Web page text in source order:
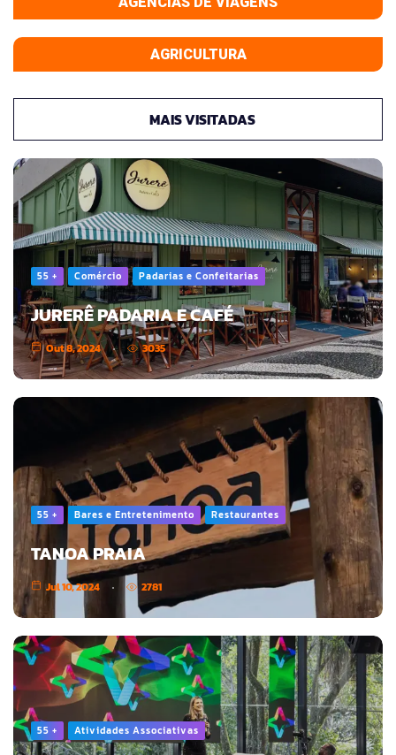
AGRICULTURA
MAIS VISITADAS
55 + Comércio Padarias e Confeitarias
JURERÊ PADARIA E CAFÉ
Out 8, 2024 3035
55 + Bares e Entretenimento Restaurantes
TANOA PRAIA
Jul 10, 2024 2781
55 + Atividades Associativas